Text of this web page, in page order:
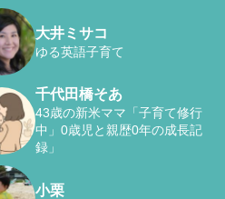
大井ミサコ
ゆる英語子育て
千代田橋そあ
43歳の新米ママ「子育て修行
中」0歳児と親歴0年の成長記
録」
小栗